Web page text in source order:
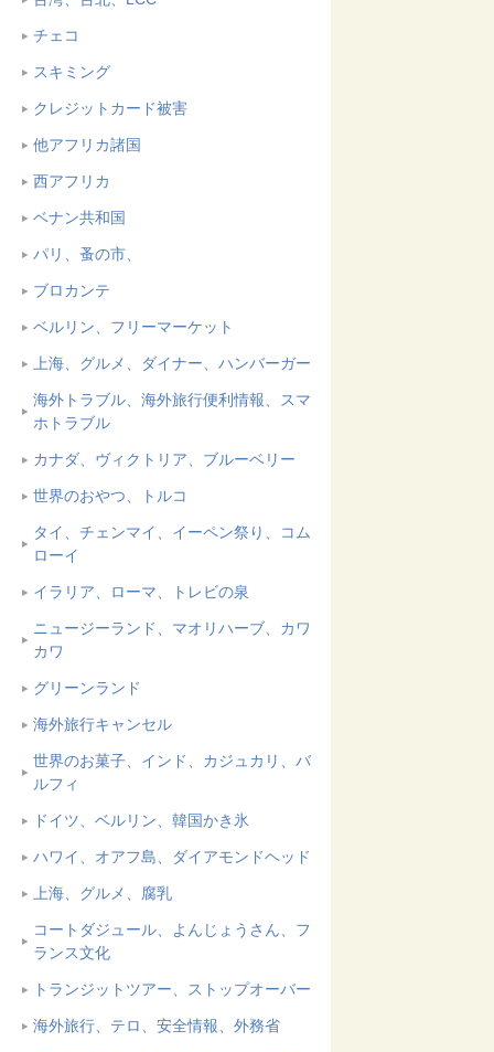
チェコ
スキミング
クレジットカード被害
他アフリカ諸国
西アフリカ
ベナン共和国
パリ、蚤の市、
ブロカンテ
ベルリン、フリーマーケット
上海、グルメ、ダイナー、ハンバーガー
海外トラブル、海外旅行便利情報、スマ
ホトラブル
カナダ、ヴィクトリア、ブルーベリー
世界のおやつ、トルコ
タイ、チェンマイ、イーペン祭り、コム
ローイ
イラリア、ローマ、トレビの泉
ニュージーランド、マオリハーブ、カワ
カワ
グリーンランド
海外旅行キャンセル
世界のお菓子、インド、カジュカリ、バ
ルフィ
ドイツ、ベルリン、韓国かき氷
ハワイ、オアフ島、ダイアモンドヘッド
上海、グルメ、腐乳
コートダジュール、よんじょうさん、フ
ランス文化
トランジットツアー、ストップオーバー
海外旅行、テロ、安全情報、外務省